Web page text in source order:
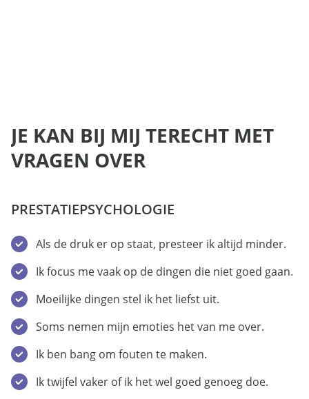
JE KAN BIJ MIJ TERECHT MET
VRAGEN OVER
PRESTATIEPSYCHOLOGIE
Als de druk er op staat, presteer ik altijd minder.
Ik focus me vaak op de dingen die niet goed gaan.
Moeilijke dingen stel ik het liefst uit.
Soms nemen mijn emoties het van me over.
Ik ben bang om fouten te maken.
Ik twijfel vaker of ik het wel goed genoeg doe.